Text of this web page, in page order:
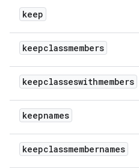
keep
keepclassmembers
keepclasseswithmembers
keepnames
keepclassmembernames